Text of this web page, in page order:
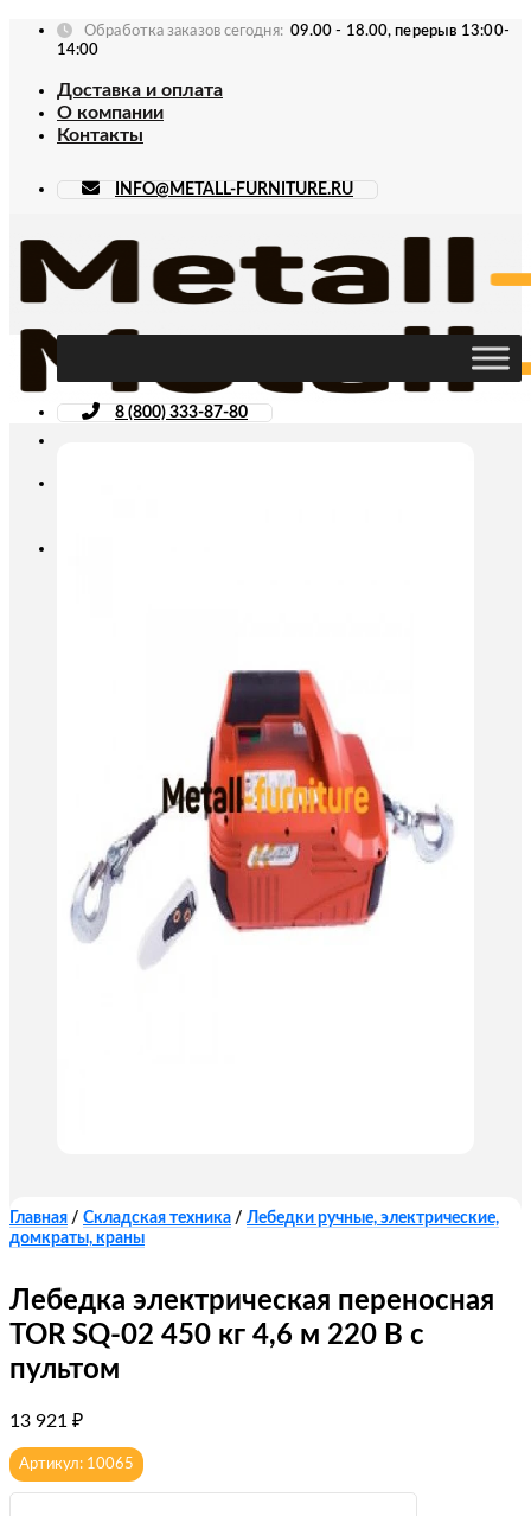
Skip
Обработка заказов сегодня: 09.00 - 18.00, перерыв 13:00-
14:00
Доставка и оплата
О компании
Контакты
INFO@METALL-FURNITURE.RU
8 (800) 333-87-80
Главная / Складская техника / Лебедки ручные, электрические,
домкраты, краны
Лебедка электрическая переносная
TOR SQ-02 450 кг 4,6 м 220 В с
пультом
13 921 ₽
Артикул: 10065